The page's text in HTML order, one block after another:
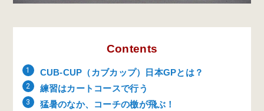
Contents
CUB-CUP（カブカップ）日本GPとは？
練習はカートコースで行う
猛暑のなか、コーチの檄が飛ぶ！